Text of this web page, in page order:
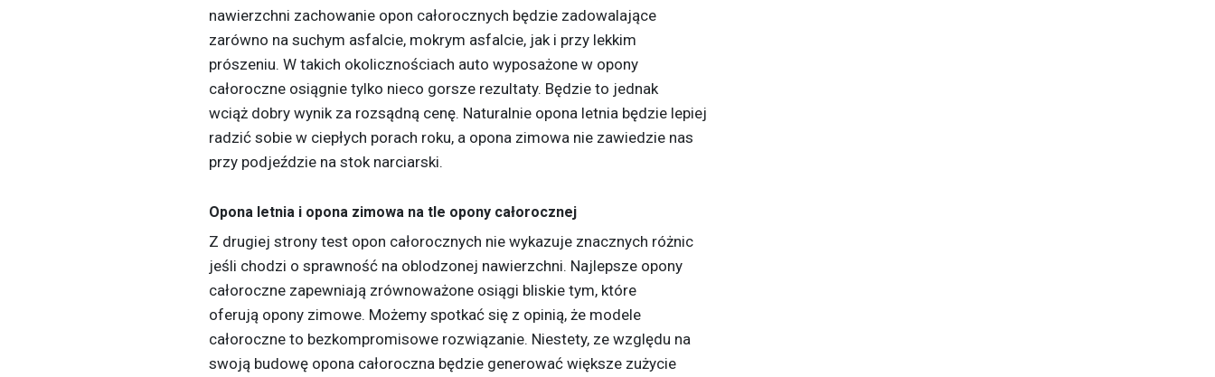
nawierzchni zachowanie opon całorocznych będzie zadowalające
zarówno na suchym asfalcie, mokrym asfalcie, jak i przy lekkim
prószeniu. W takich okolicznościach auto wyposażone w opony
całoroczne osiągnie tylko nieco gorsze rezultaty. Będzie to jednak
wciąż dobry wynik za rozsądną cenę. Naturalnie opona letnia będzie lepiej
radzić sobie w ciepłych porach roku, a opona zimowa nie zawiedzie nas
przy podjeździe na stok narciarski.
Opona letnia i opona zimowa na tle opony całorocznej
Z drugiej strony test opon całorocznych nie wykazuje znacznych różnic
jeśli chodzi o sprawność na oblodzonej nawierzchni. Najlepsze opony
całoroczne zapewniają zrównoważone osiągi bliskie tym, które
oferują opony zimowe. Możemy spotkać się z opinią, że modele
całoroczne to bezkompromisowe rozwiązanie. Niestety, ze względu na
swoją budowę opona całoroczna będzie generować większe zużycie